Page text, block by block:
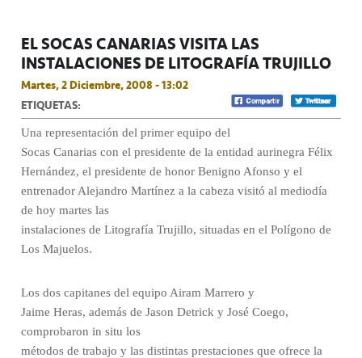
EL SOCAS CANARIAS VISITA LAS
INSTALACIONES DE LITOGRAFÍA TRUJILLO
Martes, 2 Diciembre, 2008 - 13:02
ETIQUETAS:
Una representación del primer equipo del
Socas Canarias con el presidente de la entidad aurinegra Félix
Hernández, el presidente de honor Benigno Afonso y el
entrenador Alejandro Martínez a la cabeza visitó al mediodía
de hoy martes las
instalaciones de Litografía Trujillo, situadas en el Polígono de
Los Majuelos.
Los dos capitanes del equipo Airam Marrero y
Jaime Heras, además de Jason Detrick y José Coego,
comprobaron in situ los
métodos de trabajo y las distintas prestaciones que ofrece la